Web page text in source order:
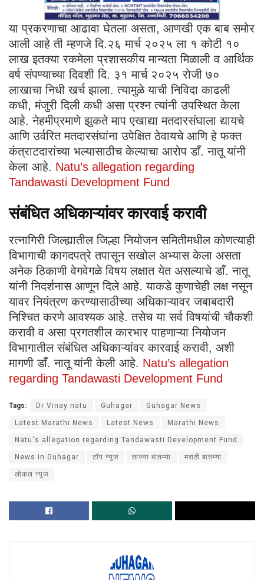
या प्रकरणाचा आढावा घेतला असता, आणखी एक बाब समोर
आली आहे ती म्हणजे दि.२६ मार्च २०२५ ला १ कोटी १०
लाख इतक्या रकमेला प्रशासकीय मान्यता मिळाली व आर्थिक
वर्ष संपण्याच्या दिवशी दि. ३१ मार्च २०२५ रोजी ७०
लाखाचा निधी खर्च झाला. त्यामुळे याची निविदा काढली
कधी, मंजुरी दिली कधी असा प्रश्न त्यांनी उपस्थित केला
आहे. नेहमीप्रमाणे झुकते माप एखाद्या मतदारसंघाला द्यायचे
आणि उर्वरित मतदारसंघांना उपेक्षित ठेवायचे आणि हे फक्त
कंत्राटदारांच्या भल्यासाठीच केल्याचा आरोप डाँ. नातू यांनी
केला आहे. Natu’s allegation regarding
Tandawasti Development Fund
संबंधित अधिकाऱ्यांवर कारवाई करावी
रत्नागिरी जिल्ह्यातील जिल्हा नियोजन समितीमधील कोणत्याही
विभागाची कागदपत्रे तपासून सखोल अभ्यास केला असता
अनेक ठिकाणी वेगवेगळे विषय लक्षात येत असल्याचे डाँ. नातू
यांनी निदर्शनास आणून दिले आहे. याकडे कुणाचेही लक्ष नसून
यावर नियंत्रण करण्यासाठीच्या अधिकाऱ्यावर जबाबदारी
निश्चित करणे आवश्यक आहे. तसेच या सर्व विषयांची चौकशी
करावी व असा प्रगतशील कारभार पाहणाऱ्या नियोजन
विभागातील संबंधित अधिकाऱ्यांवर कारवाई करावी, अशी
मागणी डाँ. नातू यांनी केली आहे. Natu’s allegation
regarding Tandawasti Development Fund
Tags: Dr Vinay natu Guhagar Guhagar News
Latest Marathi News Latest News Marathi News
Natu's allegation regarding Tandawasti Development Fund
News in Guhagar टॉप न्युज ताज्या बातम्या मराठी बातम्या
लोकल न्युज